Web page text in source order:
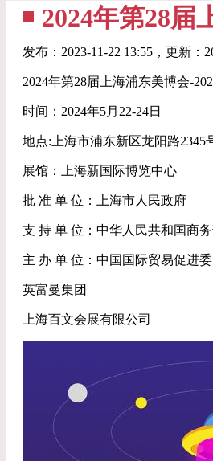
2024年第28届
发布： 2023-11-22 13:55 ，更新：
2024年第28届上海浦东美博会-
时间：2024年5月22-24日
地点:上海市浦东新区龙阳路2345
展馆：上海新国际博览中心
批 准 单 位：上海市人民政府
支 持 单 位：中华人民共和国商
主 办 单 位：中国国际贸易促进
英富曼集团
上海百文会展有限公司